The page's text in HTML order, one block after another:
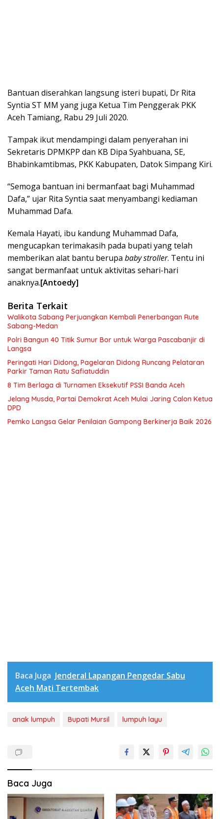
Bantuan diserahkan langsung isteri bupati, Dr Rita
Syntia ST MM yang juga Ketua Tim Penggerak PKK
Aceh Tamiang, Rabu 29 Juli 2020.
Tampak ikut mendampingi dalam penyerahan ini
Sekretaris DPMKPP dan KB Dipa Syahbuana, SE,
Bhabinkamtibmas, PKK Kabupaten, Datok Simpang Kiri.
“Semoga bantuan ini bermanfaat bagi Muhammad
Dafa,” ujar Rita Syntia saat menyambangi kediaman
Muhammad Dafa.
Kemala Hayati, ibu kandung Muhammad Dafa,
mengucapkan terimakasih pada bupati yang telah
memberikan alat bantu berupa baby stroller. Tentu ini
sangat bermanfaat untuk aktivitas sehari-hari
anaknya.[Antoedy]
Berita Terkait
Walikota Sabang Perjuangkan Kembali Penerbangan Rute
Sabang-Medan
Polri Bangun 40 Titik Sumur Bor untuk Warga Pascabanjir di
Langsa
Peringati Hari Didong, Pagelaran Didong Runcang Pelataran
Parkir Taman Ratu Safiatuddin
8 Tim Berlaga di Turnamen Eksekutif PSSI Banda Aceh
Jelang Musda, Partai Demokrat Aceh Mulai Jaring Calon Ketua
DPD
Pemko Langsa Gelar Penilaian Gampong Berkinerja Baik 2026
Baca Juga Jenderal Lapangan Pengedar Sabu
Aceh Mati Tertembak
anak lumpuh Bupati Mursil lumpuh layu
Baca Juga